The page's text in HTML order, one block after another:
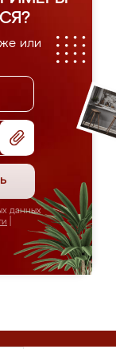
или
данных